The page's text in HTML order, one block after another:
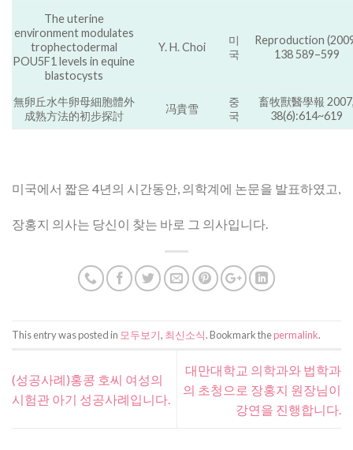
The uterine
environment modulates
trophectodermal
POU5F1 levels in equine
blastocysts
Y. H. Choi
미
국
Reproduction
138 589–599
無卵丘水牛卵母細胞體外
成熟方法的初步探討
冯貴雪
중
국
畜牧獸醫學報
38(6):614~619
미국에서 짧은 4년의 시간동안, 의학계에 논문을 발표하였고,
장홍지 의사는 당신이 찾는 바로 그 의사입니다.
This entry was posted in 모두보기, 최신소식. Bookmark thepermalink.
(성공사례)홍콩 호씨 여성의
시험관 아기 성공사례입니다.
대만대학교 의학과와 법학과
의 초청으로 장홍지 원장님이
강연을 진행합니다.